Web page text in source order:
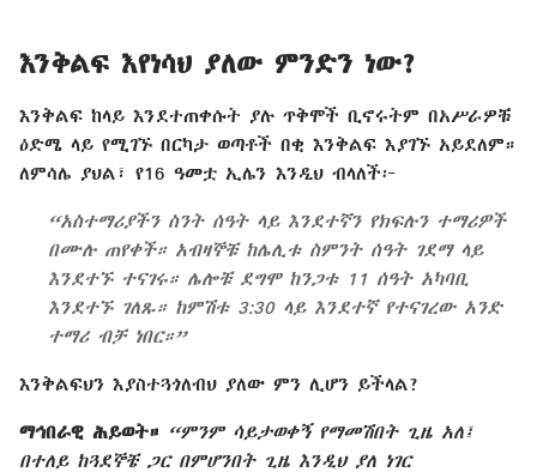
እንቅልፍ እየነሳህ ያለው ምንድን ነው?
እንቅልፍ ከላይ እንደተጠቀሱት ያሉ ጥቅሞች ቢኖሩትም በአሥራዎቹ
ዕድሜ ላይ የሚገኙ በርካታ ወጣቶች በቂ እንቅልፍ እያገኙ አይደለም።
ለምሳሌ ያህል፣ የ16 ዓመቷ ኢሌን እንዲህ ብላለች፦
“አስተማሪያችን ስንት ሰዓት ላይ እንደተኛን የክፍሉን ተማሪዎች
በሙሉ ጠየቀች። አብዛኞቹ ከሌሊቱ ስምንት ሰዓት ገደማ ላይ
እንደተኙ ተናገሩ። ሌሎቹ ደግሞ ከንጋቱ 11 ሰዓት አካባቢ
እንደተኙ ገለጹ። ከምሽቱ 3:30 ላይ እንደተኛ የተናገረው አንድ
ተማሪ ብቻ ነበር።”
እንቅልፍህን እያስተጓጎለብህ ያለው ምን ሊሆን ይችላል?
ማኅበራዊ ሕይወት።
“ምንም ሳይታወቀኝ የማመሽበት ጊዜ አለ፤
በተለይ ከጓደኞቼ ጋር በምሆንበት ጊዜ እንዲህ ያለ ነገር